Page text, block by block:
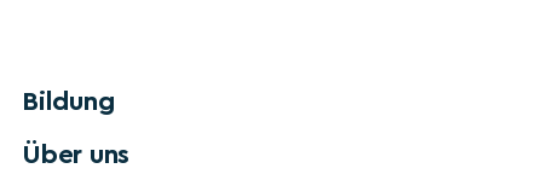
Bildung
Über uns